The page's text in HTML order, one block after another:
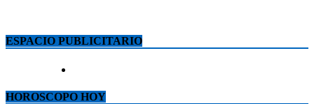
ESPACIO PUBLICITARIO
HOROSCOPO HOY